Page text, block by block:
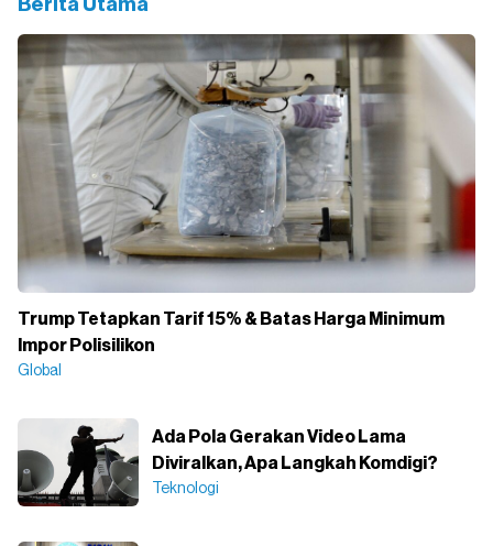
Berita Utama
Trump Tetapkan Tarif 15% & Batas Harga Minimum
Impor Polisilikon
Global
Ada Pola Gerakan Video Lama
Diviralkan, Apa Langkah Komdigi?
Teknologi